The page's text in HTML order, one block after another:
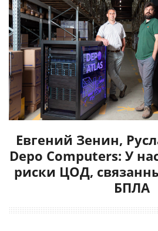
Евгений Зенин,
Depo Computers: У
риски ЦОД,
БПЛА